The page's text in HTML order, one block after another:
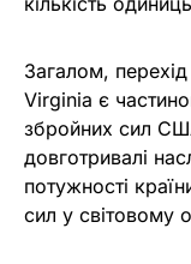
Загалом,
Virginia є
збройних сил
довготривалі
потужності
сил у світовому